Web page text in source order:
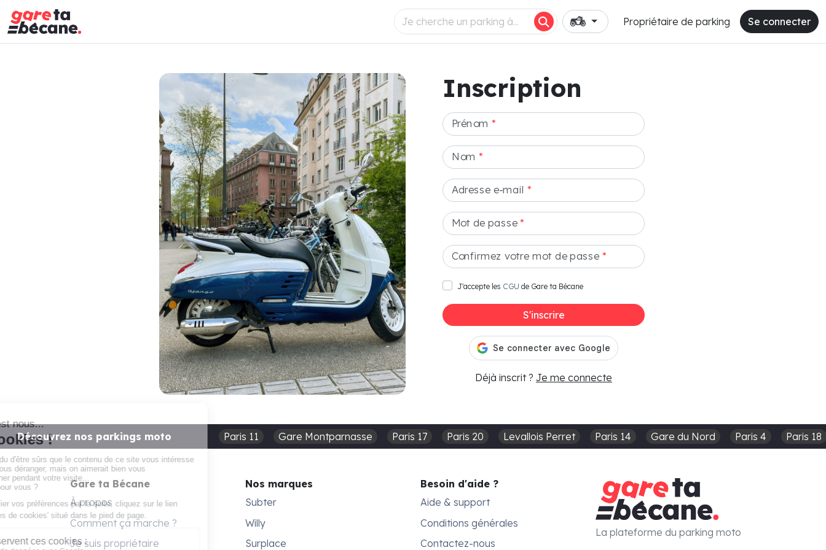
Propriétaire de parking Se connecter
Inscription
Prénom *
Nom *
Adresse e-mail *
Mot de passe*
Confirmez votre mot de passe *
J'accepte les CGU de Gare ta Bécane
S'inscrire
Déjà inscrit ? Je me connecte
Découvrez nos parkings moto Paris 11 Gare Montparnasse Paris 17 Paris 20 Levallois Perret Paris 14 Gare du Nord Paris 4 Paris 18
Gare ta Bécane
À propos
Comment ça marche ?
Je suis propriétaire
Nos marques
Subter
Willy
Surplace
Besoin d'aide ?
Aide & support
Conditions générales
Contactez-nous
La plateforme du parking moto